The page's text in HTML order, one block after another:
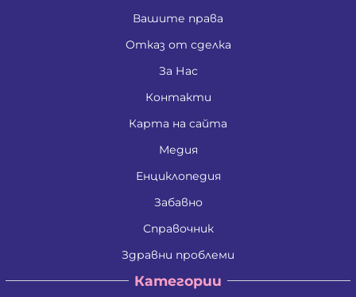
Вашите права
Отказ от сделка
За Нас
Контакти
Карта на сайта
Медия
Енциклопедия
Забавно
Справочник
Здравни проблеми
Категории